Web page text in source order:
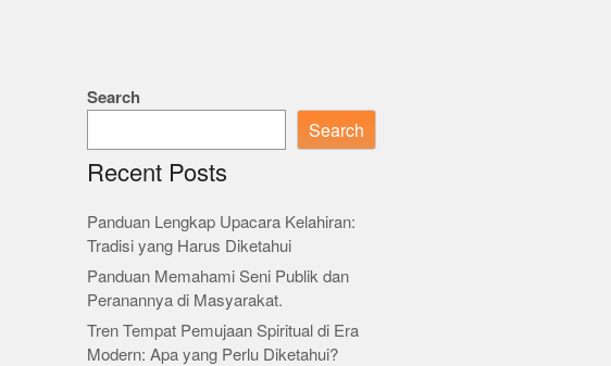
Search
Search
Recent Posts
Panduan Lengkap Upacara Kelahiran:
Tradisi yang Harus Diketahui
Panduan Memahami Seni Publik dan
Peranannya di Masyarakat.
Tren Tempat Pemujaan Spiritual di Era
Modern: Apa yang Perlu Diketahui?